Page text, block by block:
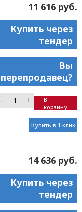
11 616 руб.
Купить через
тендер
Вы
перепродавец?
– +
В
корзину
Купить в 1 клик
14 636 руб.
Купить через
тендер